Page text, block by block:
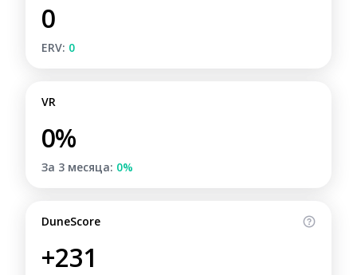
0
ERV: 0
VR
0%
За 3 месяца: 0%
DuneScore
+231